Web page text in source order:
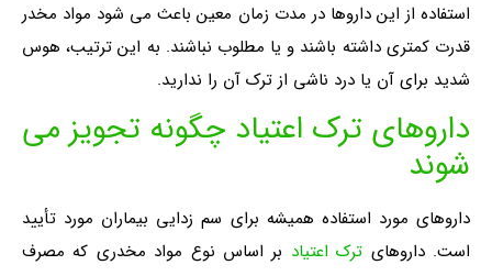
استفاده از این داروها در مدت زمان معین باعث می شود مواد مخدر
قدرت کمتری داشته باشند و یا مطلوب نباشند. به این ترتیب، هوس
شدید برای آن یا درد ناشی از ترک آن را ندارید.
داروهای ترک اعتیاد چگونه تجویز می
شوند
داروهای مورد استفاده همیشه برای سم زدایی بیماران مورد تأیید
است. داروهای ترک اعتیاد بر اساس نوع مواد مخدری که مصرف